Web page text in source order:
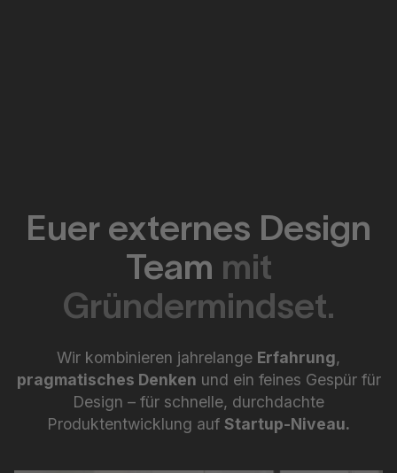
Euer externes Design
Team mit
Gründermindset.
Wir kombinieren jahrelange Erfahrung,
pragmatisches Denken und ein feines Gespür für
Design – für schnelle, durchdachte
Produktentwicklung auf Startup-Niveau.